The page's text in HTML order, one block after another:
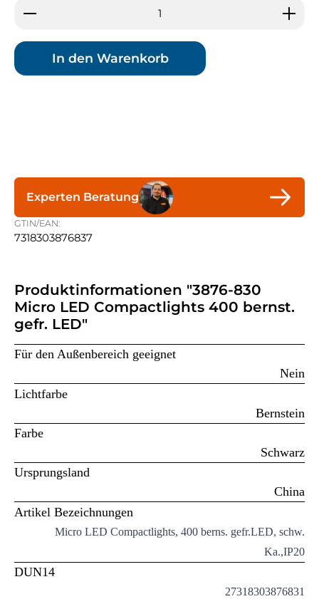
Produkt Anzahl: Gib den gewünschten Wert
In den Warenkorb
Experten Beratung
GTIN/EAN:
7318303876837
Produktinformationen "3876-830
Micro LED Compactlights 400 bernst.
gefr. LED"
Für den Außenbereich geeignet
Nein
Lichtfarbe
Bernstein
Farbe
Schwarz
Ursprungsland
China
Artikel Bezeichnungen
Micro LED Compactlights, 400 berns. gefr.LED, schw.
Ka.,IP20
DUN14
27318303876831